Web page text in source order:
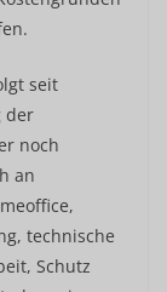
seit
der
noch
an
technische
Schutz